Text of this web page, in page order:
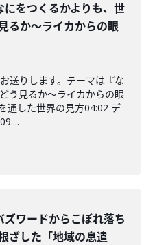
にをつくるかよりも、世
るか〜ライカからの眼
送りします。テーマは『な
う見るか〜ライカからの眼
通した世界の見方04:02 デ
ズワードからこぼれ落ち
ざした「地域の息遣